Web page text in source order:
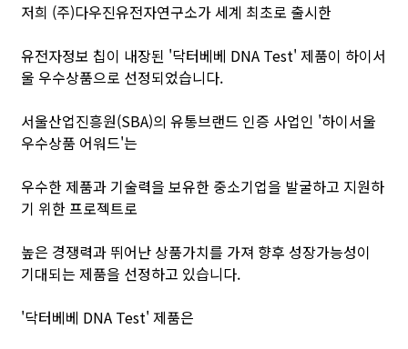
저희 (주)다우진유전자연구소가 세계 최초로 출시한
유전자정보 칩이 내장된 '닥터베베 DNA Test' 제품이 하이서
울 우수상품으로 선정되었습니다.
서울산업진흥원(SBA)의 유통브랜드 인증 사업인 '하이서울
우수상품 어워드'는
우수한 제품과 기술력을 보유한 중소기업을 발굴하고 지원하
기 위한 프로젝트로
높은 경쟁력과 뛰어난 상품가치를 가져 향후 성장가능성이
기대되는 제품을 선정하고 있습니다.
'닥터베베 DNA Test' 제품은